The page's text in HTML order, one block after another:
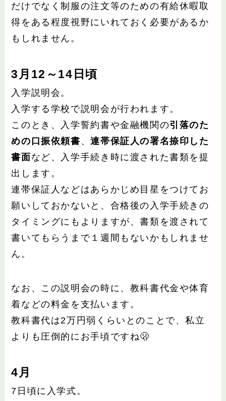
だけでなく制服の注文等のための有給休暇取
得をある程度視野にいれておく必要があるか
もしれません。
3月12～14日頃
入学説明会。
入学する学校で説明会が行われます。
このとき、入学誓約書や金融機関の引落のた
めの口振依頼書 、連帯保証人の署名捺印した
書面など、入学手続き時に渡された書類を提
出します。
連帯保証人などはあらかじめ目星をつけてお
願いしておかないと、合格後の入学手続きの
タイミングにもよりますが、書類を渡されて
書いてもらうまで１週間もないかもしれませ
ん。
なお、この説明会の時に、教科書代金や体育
着などの料金を支払います。
教科書代は2万円弱くらいとのことで、私立
よりも圧倒的にお手頃ですね🫢
4月
7日頃に入学式。